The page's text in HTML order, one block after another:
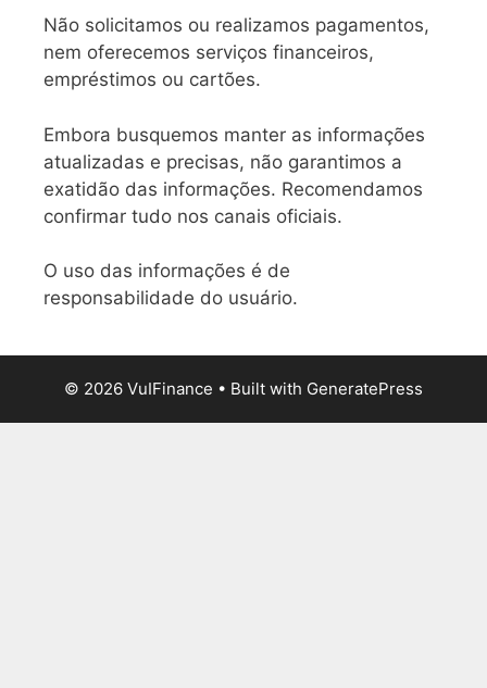
Não solicitamos ou realizamos pagamentos,
nem oferecemos serviços financeiros,
empréstimos ou cartões.
Embora busquemos manter as informações
atualizadas e precisas, não garantimos a
exatidão das informações. Recomendamos
confirmar tudo nos canais oficiais.
O uso das informações é de
responsabilidade do usuário.
© 2026 VuIFinance • Built with GeneratePress